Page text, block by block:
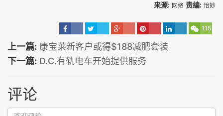
来源: 网络 责编: 怡妙
115
上一篇: 康宝莱新客户或得$188减肥套装
下一篇: D.C.有轨电车开始提供服务
评论